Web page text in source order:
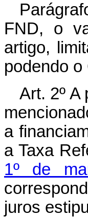
FND, o
artigo,
podendo
Art. 2º
a
a Taxa
1º de
juros